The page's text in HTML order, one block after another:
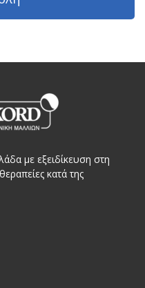
με εξειδίκευση στη
κατά της